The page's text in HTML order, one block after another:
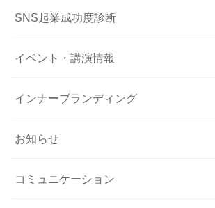
SNS起業成功度診断
イベント・講演情報
インナーブランディング
お知らせ
コミュニケーション